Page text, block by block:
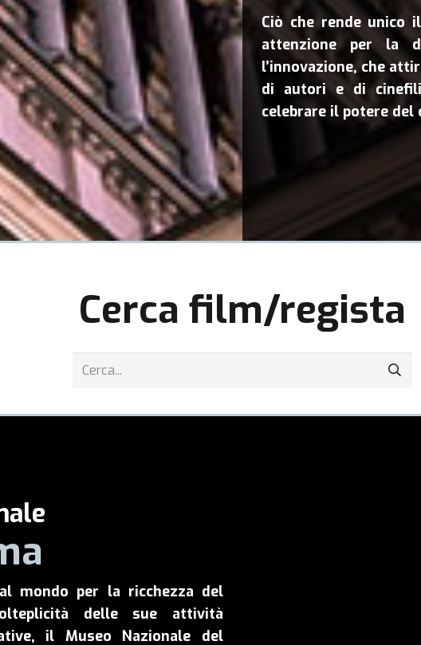
Ciò che rende unico
attenzione per la
l’innovazione, che
di autori e di
celebrare il potere del
Cerca film/regista
mondo per la ricchezza del
delle sue attività
il Museo Nazionale del